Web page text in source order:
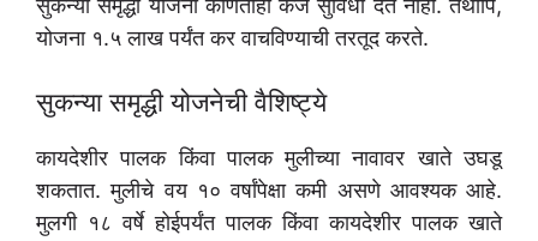
सुकन्या समृद्धी योजना कोणतीही कर्ज सुविधा देत नाही. तथापि,
योजना १.५ लाख पर्यंत कर वाचविण्याची तरतूद करते.
सुकन्या समृद्धी योजनेची वैशिष्ट्ये
कायदेशीर पालक किंवा पालक मुलीच्या नावावर खाते उघडू
शकतात. मुलीचे वय १० वर्षांपेक्षा कमी असणे आवश्यक आहे.
मुलगी १८ वर्षे होईपर्यंत पालक किंवा कायदेशीर पालक खाते